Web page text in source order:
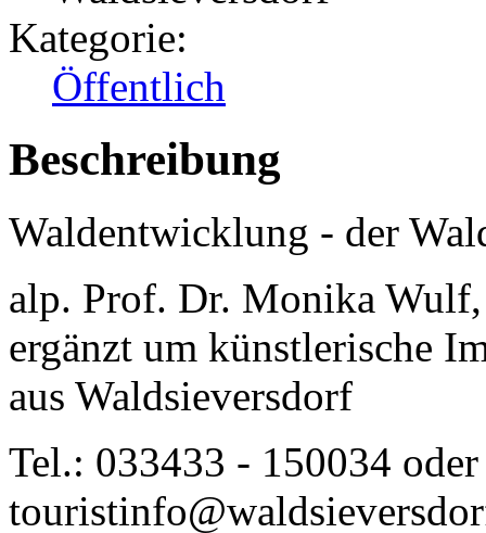
Kategorie:
Öffentlich
Beschreibung
Waldentwicklung - der
alp. Prof. Dr. Monika
ergänzt um künstlerische
aus Waldsieversdorf
Tel.: 033433 - 150034 oder